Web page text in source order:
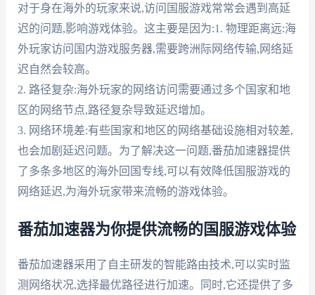
对于身在海外的玩家来说,访问国服游戏常常会遇到高延
迟的问题,影响游戏体验。这主要是因为:1. 物理距离远:海
外玩家访问国内游戏服务器,需要跨洲际网络传输,网络延
迟自然会较高。
2. 路径复杂:海外玩家的网络访问需要通过多个国家和地
区的网络节点,路径复杂导致延迟增加。
3. 网络环境差:有些国家和地区的网络基础设施相对较差,
也会加剧延迟问题。为了解决这一问题,番茄加速器提供
了多条多地区的海外回国专线,可以有效降低国服游戏的
网络延迟,为海外玩家带来流畅的游戏体验。
番茄加速器为你提供流畅的国服游戏体验
番茄加速器采用了自主研发的智能路由技术,可以实时监
测网络状况,选择最优路径进行加速。同时,它还提供了多